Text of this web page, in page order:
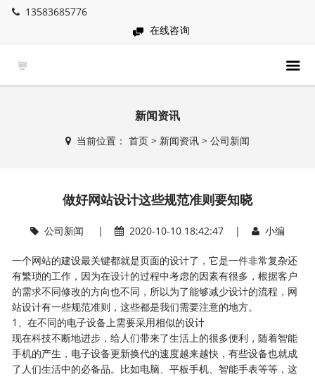
13583685776
在线咨询
新闻资讯
当前位置： 首页> 新闻资讯> 公司新闻
做好网站设计这些规范准则要知晓
公司新闻 | 2020-10-10 18:42:47 | 小编
一个网站的建设最关键都就是页面的设计了，它是一件非常复杂还
有繁琐的工作，因为在设计的过程中考虑的因素有很多，根据客户
的需求不同修改的方向也不同，所以为了能够减少设计的流程，网
站设计有一些规范准则，这些都是我们需要注意的地方。
1、在不同的电子设备上需要采用相似的设计
现在科技不断地进步，给人们带来了生活上的很多便利，随着智能
手机的产生，电子设备更新换代的速度越来越快，有些设备也就成
了人们生活中的必备品。比如电脑、平板手机、智能手表等等，这